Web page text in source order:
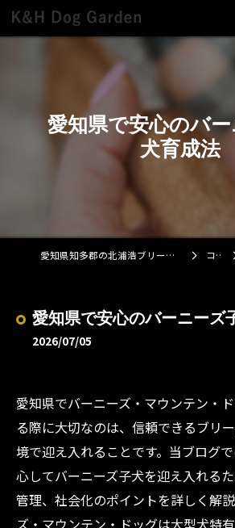
愛知県で安心のバ
犬育成法
愛知県知多郡の北浦浩ブリーダーならK&H Dog Garden コラム
愛知県で安心のバーニーズ
2026/07/05
愛知県でバーニーズ・マウンテン・
る際に大切なのは、信頼できるブリ
境で迎え入れることです。当ブログ
心してバーニーズ子犬を迎え入れる
管理、社会化のポイントを詳しく解
ズ・マウンテン・ドッグは大型犬特